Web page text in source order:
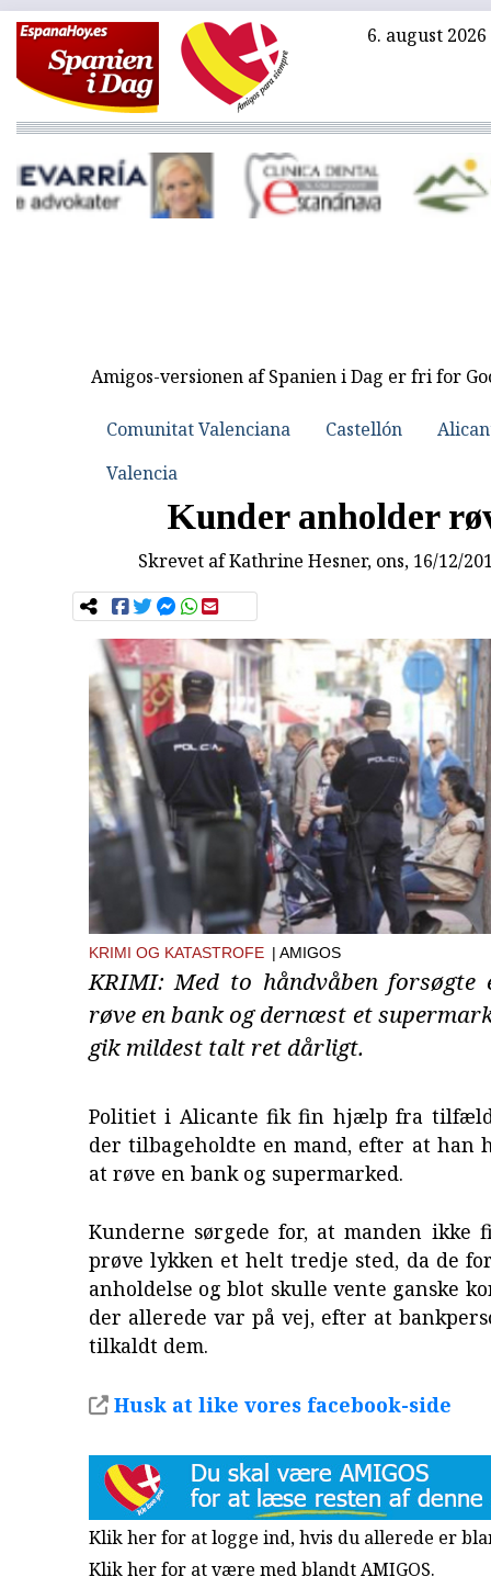
6. august 2026
Amigos-versionen af Spanien i Dag er fri for
Comunitat Valenciana Castellón
Valencia
Kunder anholder
Skrevet afKathrine Hesner, ons, 16/12/
KRIMI OG KATASTROFE | AMIGOS
KRIMI: Med to håndvåben forsøgte
røve en bank og dernæst et
gik mildest talt ret dårligt.
Politiet i Alicante fik fin hjælp fra
der tilbageholdte en mand, efter at han
at røve en bank og supermarked.
Kunderne sørgede for, at manden
prøve lykken et helt tredje sted, da de
anholdelse og blot skulle vente ganske
der allerede var på vej, efter at
tilkaldt dem.
Husk at like vores facebook-side
Klik her for at logge ind, hvis du allerede er
Klik her for at være med blandt AMIGOS.